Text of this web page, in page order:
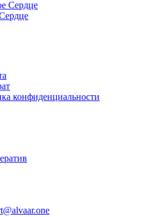
конфиденциальности